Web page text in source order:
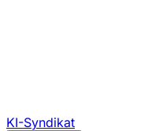
KI-Syndikat